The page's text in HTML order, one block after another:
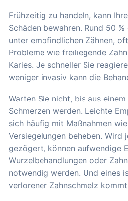
Frühzeitig zu handeln, kann
Schäden bewahren. Rund 50
unter empfindlichen Zähnen,
Probleme wie freiliegende
Karies. Je schneller Sie
weniger invasiv kann die
Warten Sie nicht, bis aus
Schmerzen werden. Leichte
sich häufig mit Maßnahmen
Versiegelungen beheben. Wird
gezögert, können aufwendige
Wurzelbehandlungen oder
notwendig werden. Und eines
verlorener Zahnschmelz